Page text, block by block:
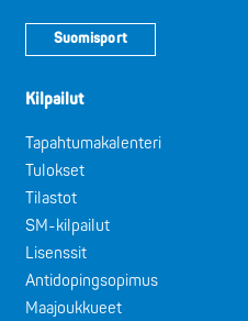
Suomisport
Kilpailut
Tapahtumakalenteri
Tulokset
Tilastot
SM-kilpailut
Lisenssit
Antidopingsopimus
Maajoukkueet